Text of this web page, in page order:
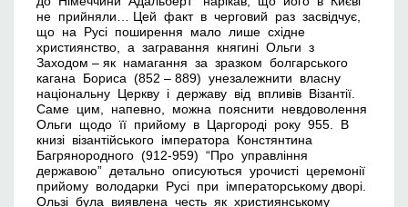
не прийняли… Цей факт в черговий раз засвідчує,
що на Русі поширення мало лише східне
християнство, а загравання княгині Ольги з
Заходом – як намагання за зразком болгарського
кагана Бориса (852 – 889) унезалежнити власну
національну Церкву і державу від впливів Візантії.
Саме цим, напевно, можна пояснити невдоволення
Ольги щодо її прийому в Царгороді року 955. В
книзі візантійського імператора Констянтина
Багрянородного (912-959) “Про управління
державою” детально описуються урочисті церемонії
прийому володарки Русі при імператорському дворі.
Ользі була виявлена честь як християнському